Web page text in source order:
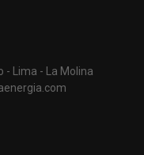
- Lima - La Molina